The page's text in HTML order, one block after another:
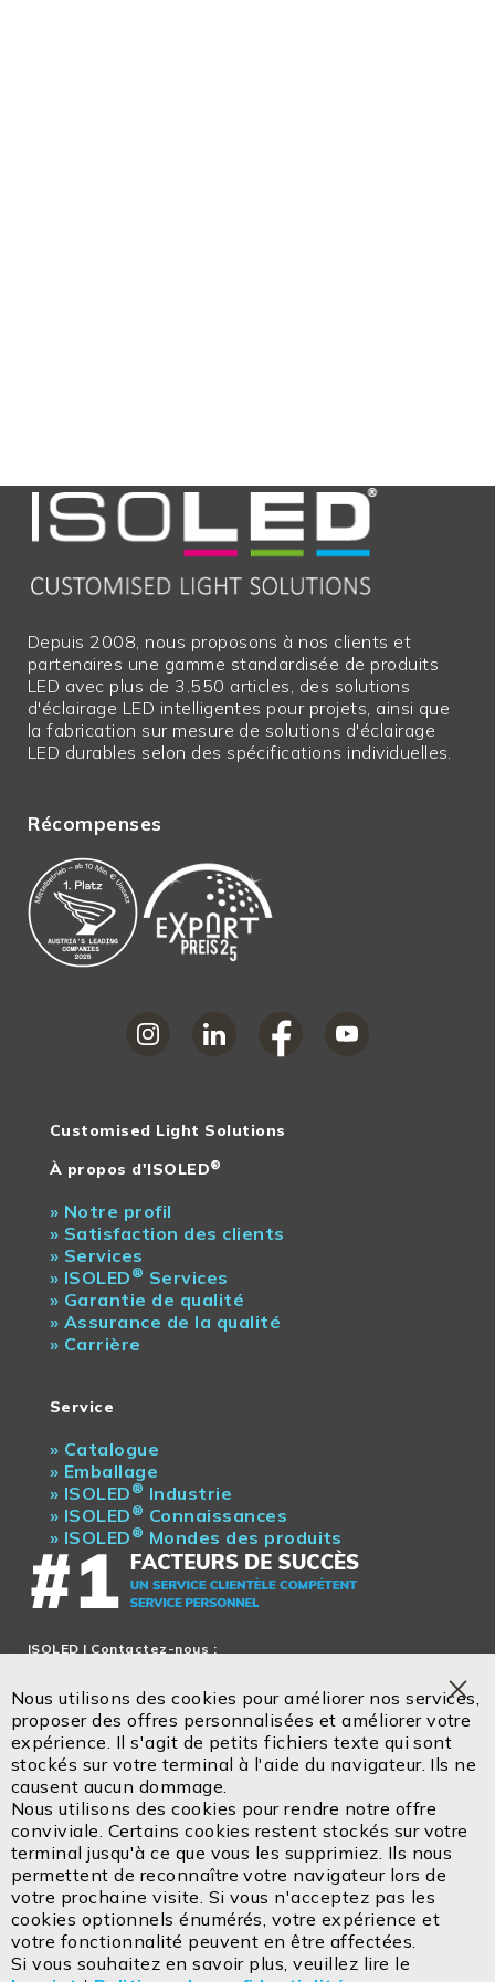
Depuis 2008, nous proposons à nos clients et
partenaires une gamme standardisée de produits
LED avec plus de 3.550 articles, des solutions
d'éclairage LED intelligentes pour projets, ainsi que
la fabrication sur mesure de solutions d'éclairage
LED durables selon des spécifications individuelles.
Récompenses
Customised Light Solutions
À propos d'ISOLED®
» Notre profil
» Satisfaction des clients
» Services
» ISOLED ® Services
» Garantie de qualité
» Assurance de la qualité
» Carrière
Service
» Catalogue
» Emballage
» ISOLED ® Industrie
» ISOLED ® Connaissances
» ISOLED ® Mondes des produits
ISOLED | Contactez-nous :
Service en français!
Tel.: + 33 5 47 52 88 28
Email: office@isoled.fr
www.isoled.shop
ISOLED FIAI Handels GmbH
Egerbach 48
A-6334 SCHWOICH
ContactezMentions légales
Nous utilisons des cookies pour améliorer nos services,
proposer des offres personnalisées et améliorer votre
expérience. Il s'agit de petits fichiers texte qui sont
stockés sur votre terminal à l'aide du navigateur. Ils ne
causent aucun dommage.
Nous utilisons des cookies pour rendre notre offre
conviviale. Certains cookies restent stockés sur votre
terminal jusqu'à ce que vous les supprimiez. Ils nous
permettent de reconnaître votre navigateur lors de
votre prochaine visite. Si vous n'acceptez pas les
cookies optionnels énumérés, votre expérience et
votre fonctionnalité peuvent en être affectées.
Si vous souhaitez en savoir plus, veuillez lire le